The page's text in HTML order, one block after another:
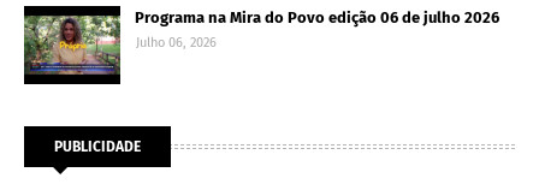
Programa na Mira do Povo edição 06 de julho 2026
Julho 06, 2026
PUBLICIDADE